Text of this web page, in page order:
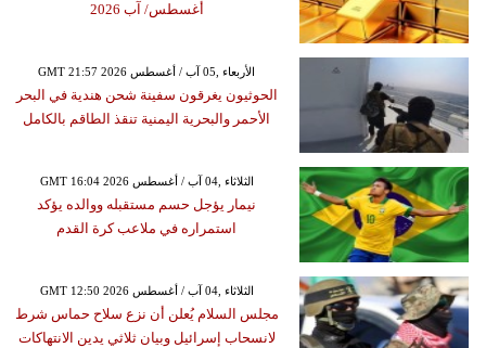
أغسطس/ آب 2026
GMT 21:57 2026 الأربعاء ,05 آب / أغسطس
الحوثيون يغرقون سفينة شحن هندية في البحر
الأحمر والبحرية اليمنية تنقذ الطاقم بالكامل
GMT 16:04 2026 الثلاثاء ,04 آب / أغسطس
نيمار يؤجل حسم مستقبله ووالده يؤكد
استمراره في ملاعب كرة القدم
GMT 12:50 2026 الثلاثاء ,04 آب / أغسطس
مجلس السلام يُعلن أن نزع سلاح حماس شرط
لانسحاب إسرائيل وبيان ثلاثي يدين الانتهاكات